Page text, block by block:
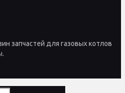
запчастей для газовых котлов